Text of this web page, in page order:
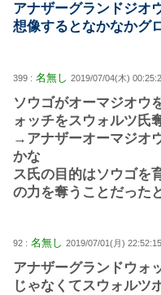
アナザーグランドジオ
想像するとなかなかグ
399 : 名無し 2019/07/04(木)
ソウゴがオーマジオウ
ォッチをスウォルツ氏
→アナザーオーマジオ
かな
ス氏の目的はソウゴを
の力を奪うことだった
92 : 名無し 2019/07/01(月)
アナザーグランドウォ
じゃなくてスウォルツ